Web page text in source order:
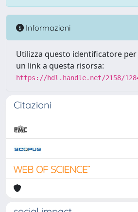
Informazioni
Utilizza questo identificatore
un link a questa risorsa:
https://hdl.handle.net/2158/
Citazioni